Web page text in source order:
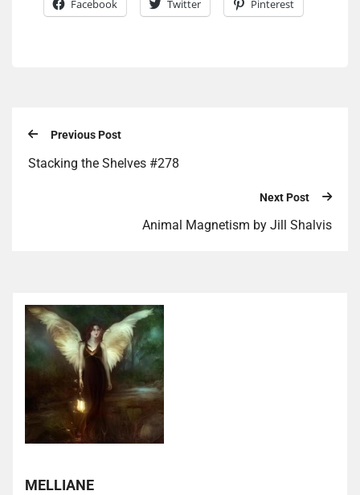
Facebook Twitter Pinterest
Previous Post
Stacking the Shelves #278
Next Post
Animal Magnetism by Jill Shalvis
MELLIANE